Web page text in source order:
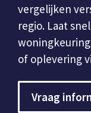
vergelijken
regio. Laat
of oplevering
Vraag